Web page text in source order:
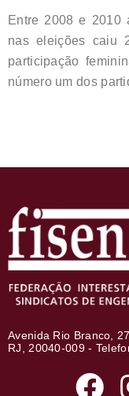
Entre 2008 e 2010
nas eleições caiu
participação
número um dos
Avenida Rio Branco,
RJ, 20040-009 -